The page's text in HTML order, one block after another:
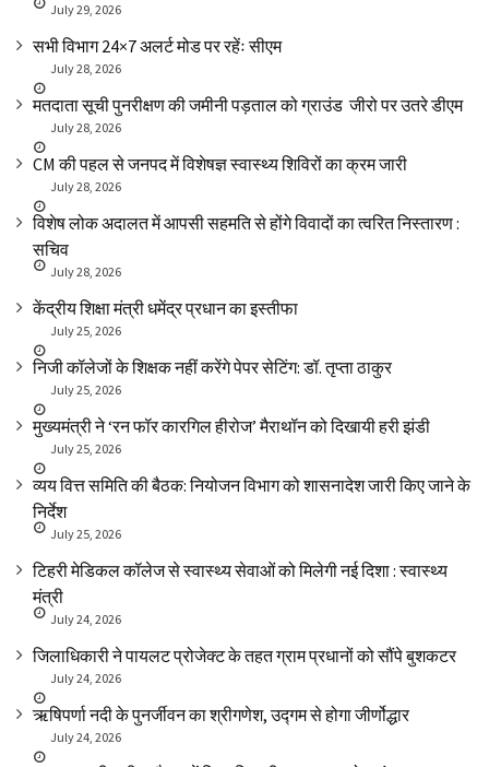
July 29, 2026
सभी विभाग 24×7 अलर्ट मोड पर रहेंः सीएम
July 28, 2026
मतदाता सूची पुनरीक्षण की जमीनी पड़ताल को ग्राउंड जीरो पर उतरे डीएम
July 28, 2026
CM की पहल से जनपद में विशेषज्ञ स्वास्थ्य शिविरों का क्रम जारी
July 28, 2026
विशेष लोक अदालत में आपसी सहमति से होंगे विवादों का त्वरित निस्तारण :
सचिव
July 28, 2026
केंद्रीय शिक्षा मंत्री धमेंद्र प्रधान का इस्तीफा
July 25, 2026
निजी कॉलेजों के शिक्षक नहीं करेंगे पेपर सेटिंग: डॉ. तृप्ता ठाकुर
July 25, 2026
मुख्यमंत्री ने ‘रन फॉर कारगिल हीरोज’ मैराथॉन को दिखायी हरी झंडी
July 25, 2026
व्यय वित्त समिति की बैठक: नियोजन विभाग को शासनादेश जारी किए जाने के
निर्देश
July 25, 2026
टिहरी मेडिकल कॉलेज से स्वास्थ्य सेवाओं को मिलेगी नई दिशा : स्वास्थ्य
मंत्री
July 24, 2026
जिलाधिकारी ने पायलट प्रोजेक्ट के तहत ग्राम प्रधानों को सौंपे बुशकटर
July 24, 2026
ऋषिपर्णा नदी के पुनर्जीवन का श्रीगणेश, उद्गम से होगा जीर्णोद्धार
July 24, 2026